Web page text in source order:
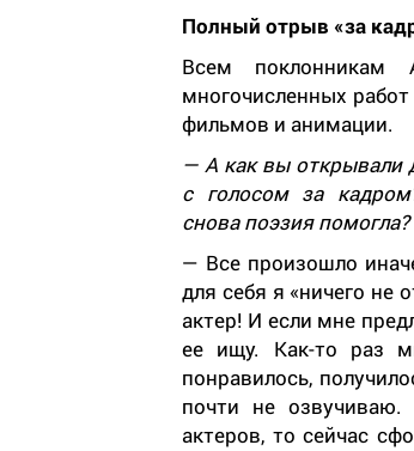
Полный отрыв «за
Всем поклонникам
многочисленных
фильмов и анимации.
— А как вы открывали
с голосом за
снова поэзия помогла?
— Все произошло
для себя я «ничего не
актер! И если мне
ее ищу. Как-то раз
понравилось,
почти не озвучиваю.
актеров, то сейчас